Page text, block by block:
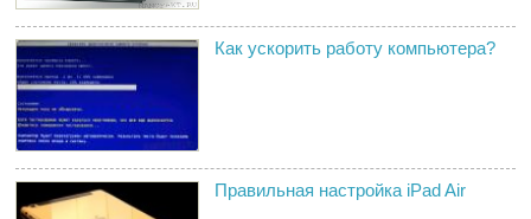
Как ускорить работу компьютера?
Правильная настройка iPad Air